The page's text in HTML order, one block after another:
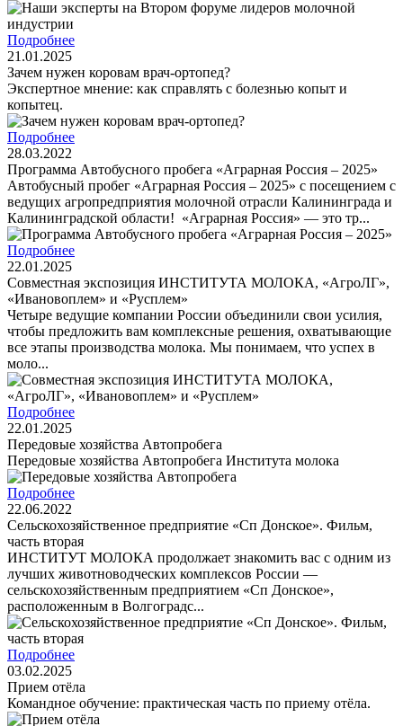
Подробнее
21.01.2025
Зачем нужен коровам врач-ортопед?
Экспертное мнение: как справлять с болезнью копыт и
копытец.
Подробнее
28.03.2022
Программа Автобусного пробега «Аграрная Россия – 2025»
Автобусный пробег «Аграрная Россия – 2025» с посещением с
ведущих агропредприятия молочной отрасли Калининграда и
Калининградской области! «Аграрная Россия» — это тр...
Подробнее
22.01.2025
Совместная экспозиция ИНСТИТУТА МОЛОКА, «АгроЛГ»,
«Ивановоплем» и «Русплем»
Четыре ведущие компании России объединили свои усилия,
чтобы предложить вам комплексные решения, охватывающие
все этапы производства молока. Мы понимаем, что успех в
моло...
Подробнее
22.01.2025
Передовые хозяйства Автопробега
Передовые хозяйства Автопробега Института молока
Подробнее
22.06.2022
Сельскохозяйственное предприятие «Сп Донское». Фильм,
часть вторая
ИНСТИТУТ МОЛОКА продолжает знакомить вас с одним из
лучших животноводческих комплексов России —
сельскохозяйственным предприятием «Сп Донское»,
расположенным в Волгоградс...
Подробнее
03.02.2025
Прием отёла
Командное обучение: практическая часть по приему отёла.